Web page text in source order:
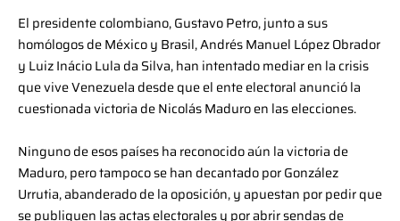
El presidente colombiano, Gustavo Petro, junto a sus
homólogos de México y Brasil, Andrés Manuel López Obrador
y Luiz Inácio Lula da Silva, han intentado mediar en la crisis
que vive Venezuela desde que el ente electoral anunció la
cuestionada victoria de Nicolás Maduro en las elecciones.
Ninguno de esos países ha reconocido aún la victoria de
Maduro, pero tampoco se han decantado por González
Urrutia, abanderado de la oposición, y apuestan por pedir que
se publiquen las actas electorales y por abrir sendas de